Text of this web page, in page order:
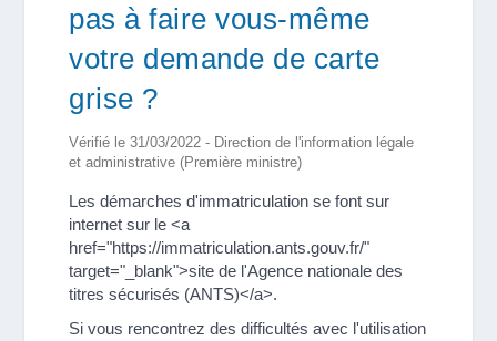
pas à faire vous-même
votre demande de carte
grise ?
Vérifié le 31/03/2022 - Direction de l'information légale
et administrative (Première ministre)
Les démarches d'immatriculation se font sur
internet sur le <a
href="https://immatriculation.ants.gouv.fr/"
target="_blank">site de l'Agence nationale des
titres sécurisés (ANTS)</a>.
Si vous rencontrez des difficultés avec l'utilisation